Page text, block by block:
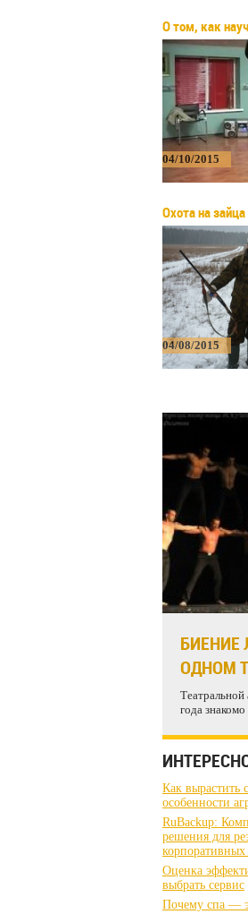
О том, как
04/10/2015
Охота на зайца
04/08/2015
БИЕНИЕ
ОДНОМ
года
Как вырастить
особенности
RuBackup:
решения для
Оценка
выбрать сервис
Почему спа —